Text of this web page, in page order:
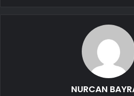
NURCAN